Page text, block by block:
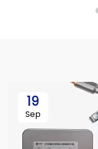
19
Sep